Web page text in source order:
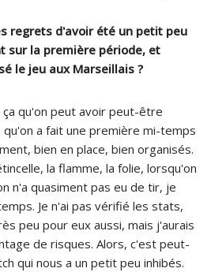
regrets d'avoir été un petit peu
sur la première période, et
le jeu aux Marseillais ?
ça qu'on peut avoir peut-être
a fait une première mi-temps
bien en place, bien organisés.
la flamme, la folie, lorsqu'on
n'a quasiment pas eu de tir, je
Je n'ai pas vérifié les stats,
peu pour eux aussi, mais j'aurais
de risques. Alors, c'est peut-
qui nous a un petit peu inhibés.